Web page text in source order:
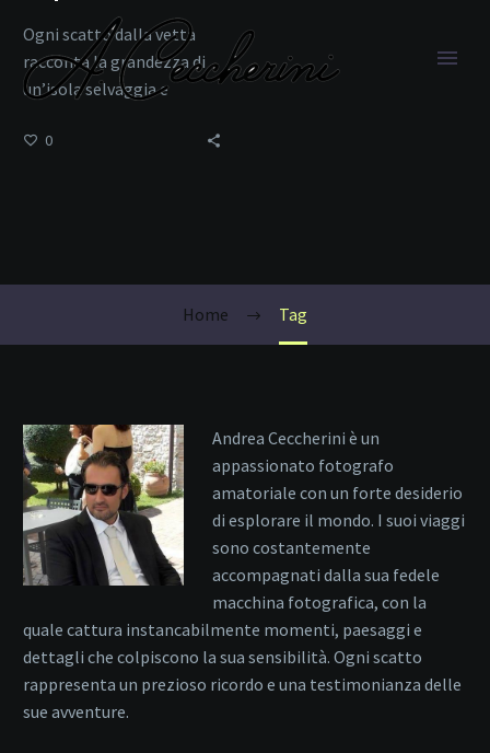
Home Tag
Ogni scatto dalla vetta
racconta la grandezza di
un’isola selvaggia e
0
Andrea Ceccherini è un
appassionato fotografo
amatoriale con un forte desiderio
di esplorare il mondo. I suoi viaggi
sono costantemente
accompagnati dalla sua fedele
macchina fotografica, con la
quale cattura instancabilmente momenti, paesaggi e
dettagli che colpiscono la sua sensibilità. Ogni scatto
rappresenta un prezioso ricordo e una testimonianza delle
sue avventure.